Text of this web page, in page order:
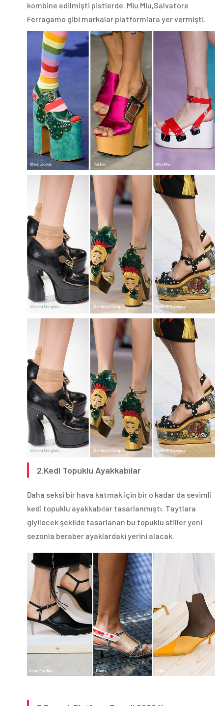
kombine edilmişti pistlerde. Miu Miu,Salvatore
Ferragamo gibi markalar platformlara yer vermişti.
2.Kedi Topuklu Ayakkabılar
Daha seksi bir hava katmak için bir o kadar da sevimli
kedi topuklu ayakkabılar tasarlanmıştı. Taytlara
giyilecek şekilde tasarlanan bu topuklu stiller yeni
sezonla beraber ayaklardaki yerini alacak.